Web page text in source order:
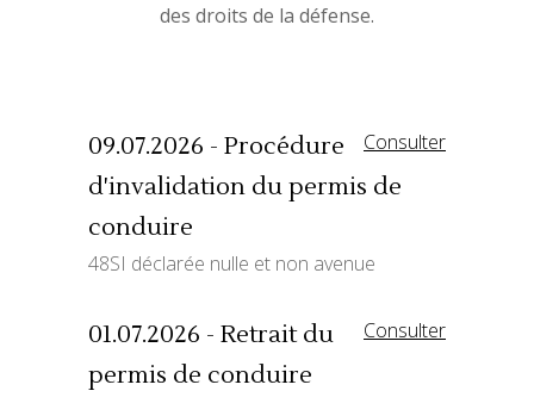
des droits de la défense.
Consulter
09.07.2026 - Procédure
d'invalidation du permis de
conduire
48SI déclarée nulle et non avenue
Consulter
01.07.2026 - Retrait du
permis de conduire